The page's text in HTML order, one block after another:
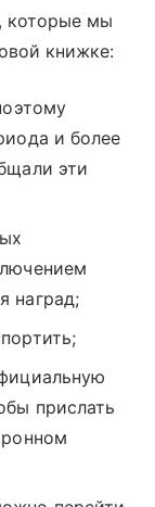
которые мы
книжке:
и более
эти
наград;
прислать